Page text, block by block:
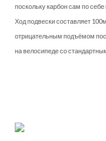
поскольку карбон сам по
Ход подвески составляет
отрицательным подъёмом
на велосипеде со